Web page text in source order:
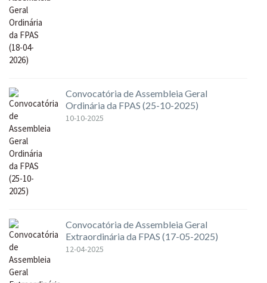
Convocatória de Assembleia Geral
Ordinária da FPAS (25-10-2025)
10-10-2025
Convocatória de Assembleia Geral
Extraordinária da FPAS (17-05-2025)
12-04-2025